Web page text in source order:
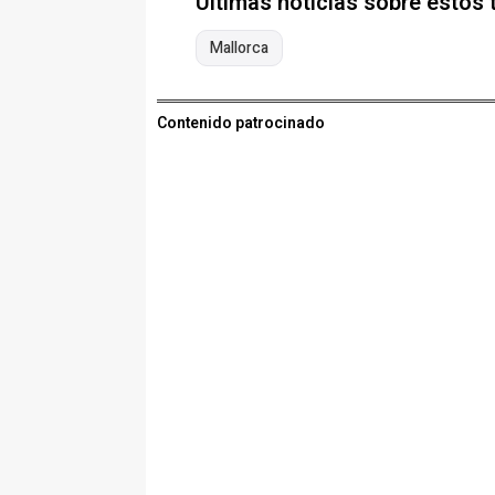
Mallorca
Contenido patrocinado